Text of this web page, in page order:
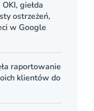
giełda
ostrzeżeń,
w Google
raportowanie
klientów do